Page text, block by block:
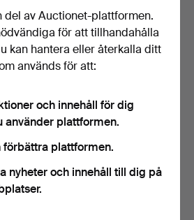
OIVA TOIKKA. Iittala. Fågel
Klubbades 18 maj 2026
15 bud
del av Auctionet-plattformen.
för att tillhandahålla
kan hantera eller återkalla ditt
används för att:
och innehåll för dig
använder plattformen.
förbättra plattformen.
nyheter och innehåll till dig på